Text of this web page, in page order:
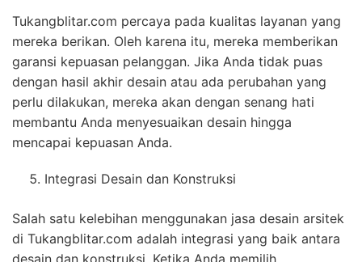
Tukangblitar.com percaya pada kualitas layanan yang
mereka berikan. Oleh karena itu, mereka memberikan
garansi kepuasan pelanggan. Jika Anda tidak puas
dengan hasil akhir desain atau ada perubahan yang
perlu dilakukan, mereka akan dengan senang hati
membantu Anda menyesuaikan desain hingga
mencapai kepuasan Anda.
Integrasi Desain dan Konstruksi
Salah satu kelebihan menggunakan jasa desain arsitek
di Tukangblitar.com adalah integrasi yang baik antara
desain dan konstruksi. Ketika Anda memilih